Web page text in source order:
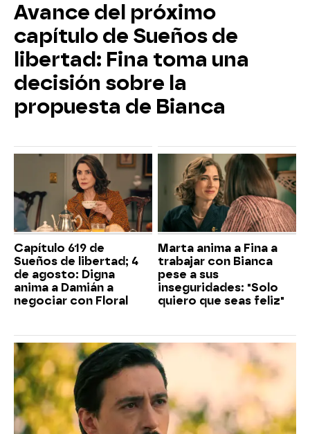
Avance del próximo
capítulo de Sueños de
libertad: Fina toma una
decisión sobre la
propuesta de Bianca
Capítulo 619 de
Sueños de libertad; 4
de agosto: Digna
anima a Damián a
negociar con Floral
Marta anima a Fina a
trabajar con Bianca
pese a sus
inseguridades: "Solo
quiero que seas feliz"